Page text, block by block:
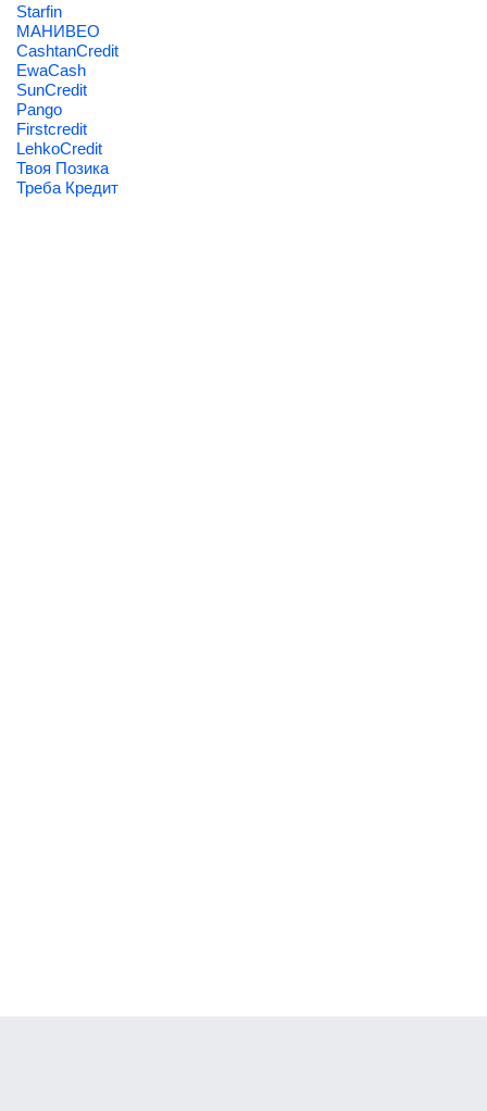
Starfin
МАНИВЕО
CashtanCredit
EwaCash
SunCredit
Pango
Firstcredit
LehkoCredit
Твоя Позика
Треба Кредит